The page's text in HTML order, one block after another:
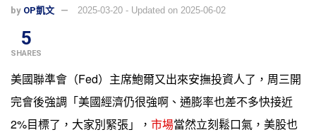
by OP凱文 2025-03-20 - Updated on 2025-06-02
5
SHARES
美國聯準會（Fed）主席鮑爾又出來安撫投資人了，周三開
完會後強調「美國經濟仍很強啊、通膨率也差不多快接近
2%目標了，大家別緊張」， 市場當然立刻鬆口氣，美股也